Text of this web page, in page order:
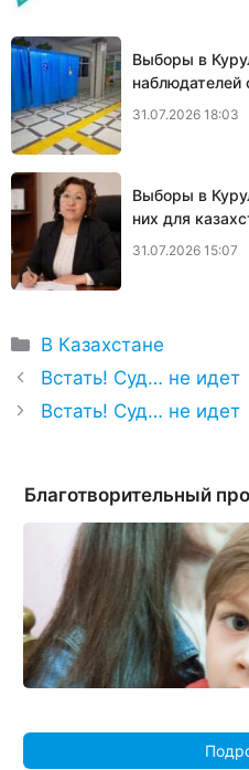
Выборы в
наблюдателей
31.07.2026 18:03
Выборы в
них для
31.07.2026 15:07
Рубрики
В Казахстане
Встать! Суд… не идет
Встать! Суд… не идет
Благотворительный